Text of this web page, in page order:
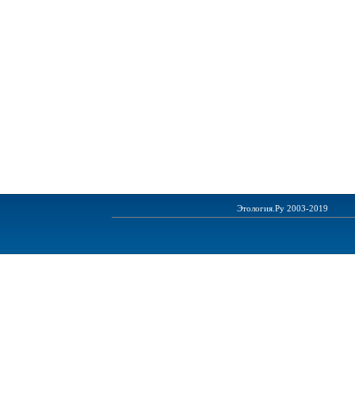
Этология.Ру 2003-2019